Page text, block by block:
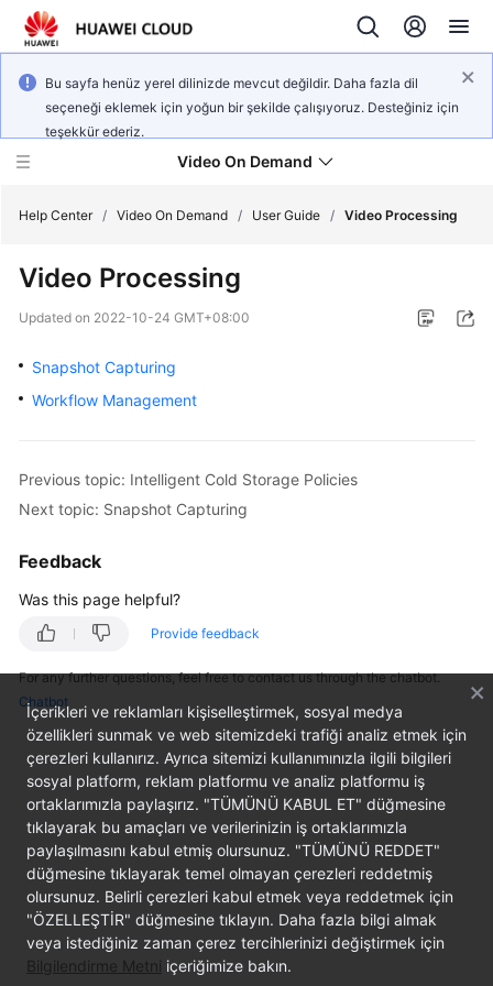
Bu sayfa henüz yerel dilinizde mevcut değildir. Daha fazla dil
seçeneği eklemek için yoğun bir şekilde çalışıyoruz. Desteğiniz için
teşekkür ederiz.
Video On Demand
What's
New
Product
Getting
Guide
Practices
API
Reference
SDK
Reference
FAQs
Troubleshooting
Help Center / Video On Demand / User Guide / Video Processing
Video Processing
Updated on 2022-10-24 GMT+08:00
Snapshot Capturing
Workflow Management
Previous topic: Intelligent Cold Storage Policies
Next topic: Snapshot Capturing
Feedback
Was this page helpful?
Provide feedback
For any further questions, feel free to contact us through the chatbot.
Chatbot
İçerikleri ve reklamları kişiselleştirmek, sosyal medya
özellikleri sunmak ve web sitemizdeki trafiği analiz etmek için
çerezleri kullanırız. Ayrıca sitemizi kullanımınızla ilgili bilgileri
sosyal platform, reklam platformu ve analiz platformu iş
ortaklarımızla paylaşırız. "TÜMÜNÜ KABUL ET" düğmesine
tıklayarak bu amaçları ve verilerinizin iş ortaklarımızla
paylaşılmasını kabul etmiş olursunuz. "TÜMÜNÜ REDDET"
düğmesine tıklayarak temel olmayan çerezleri reddetmiş
olursunuz. Belirli çerezleri kabul etmek veya reddetmek için
"ÖZELLEŞTİR" düğmesine tıklayın. Daha fazla bilgi almak
veya istediğiniz zaman çerez tercihlerinizi değiştirmek için
Bilgilendirme Metni içeriğimize bakın.